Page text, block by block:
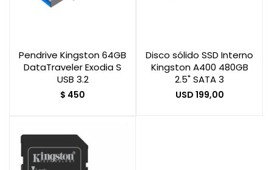
Pendrive Kingston 64GB
DataTraveler Exodia S
USB 3.2
$ 450
Disco sólido SSD Interno
Kingston A400 480GB
2.5" SATA 3
USD 199,00